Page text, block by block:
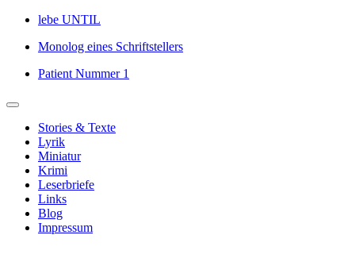
lebe UNTIL
Monolog eines Schriftstellers
Patient Nummer 1
Stories & Texte
Lyrik
Miniatur
Krimi
Leserbriefe
Links
Blog
Impressum